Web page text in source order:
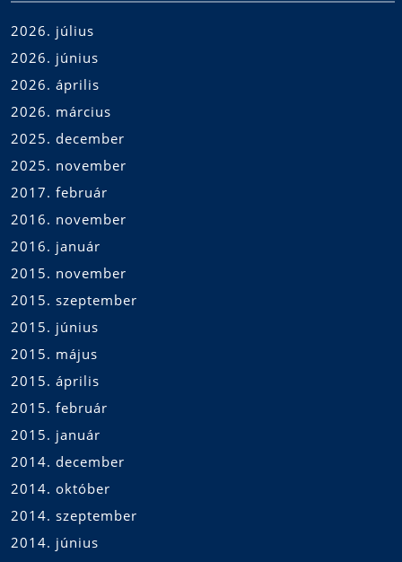
2026. július
2026. június
2026. április
2026. március
2025. december
2025. november
2017. február
2016. november
2016. január
2015. november
2015. szeptember
2015. június
2015. május
2015. április
2015. február
2015. január
2014. december
2014. október
2014. szeptember
2014. június